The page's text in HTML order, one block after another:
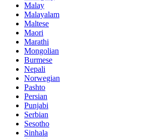
Malay
Malayalam
Maltese
Maori
Marathi
Mongolian
Burmese
Nepali
Norwegian
Pashto
Persian
Punjabi
Serbian
Sesotho
Sinhala